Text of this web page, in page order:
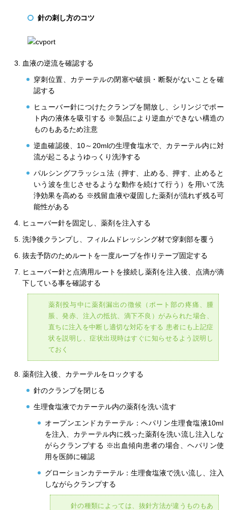
針の刺し方のコツ
血液の逆流を確認する
穿刺位置、カテーテルの閉塞や破損・断裂がないことを確
認する
ヒューバー針につけたクランプを開放し、シリンジでポー
ト内の液体を吸引する ※製品により逆血ができない構造の
ものもあるため注意
逆血確認後、10～20mlの生理食塩水で、カテーテル内に対
流が起こるようゆっくり洗浄する
パルシングフラッシュ法（押す、止める、押す、止めると
いう波を生じさせるような動作を続けて行う）を用いて洗
浄効果を高める ※残留血液や凝固した薬剤が流れず残る可
能性がある
ヒューバー針を固定し、薬剤を注入する
洗浄後クランプし、フィルムドレッシング材で穿刺部を覆う
抜去予防のためルートを一度ループを作りテープ固定する
ヒューバー針と点滴用ルートを接続し薬剤を注入後、点滴が滴
下している事を確認する
薬剤投与中に薬剤漏出の徴候（ポート部の疼痛、腫
脹、発赤、注入の抵抗、滴下不良）がみられた場合、
直ちに注入を中断し適切な対応をする 患者にも上記症
状を説明し、症状出現時はすぐに知らせるよう説明し
ておく
薬剤注入後、カテーテルをロックする
針のクランプを閉じる
生理食塩液でカテーテル内の薬剤を洗い流す
オープンエンドカテーテル：ヘパリン生理食塩液10ml
を注入、カテーテル内に残った薬剤を洗い流し注入しな
がらクランプする ※出血傾向患者の場合、ヘパリン使
用を医師に確認
グローションカテーテル：生理食塩液で洗い流し、注入
しながらクランプする
針の種類によっては、抜針方法が違うものもあ